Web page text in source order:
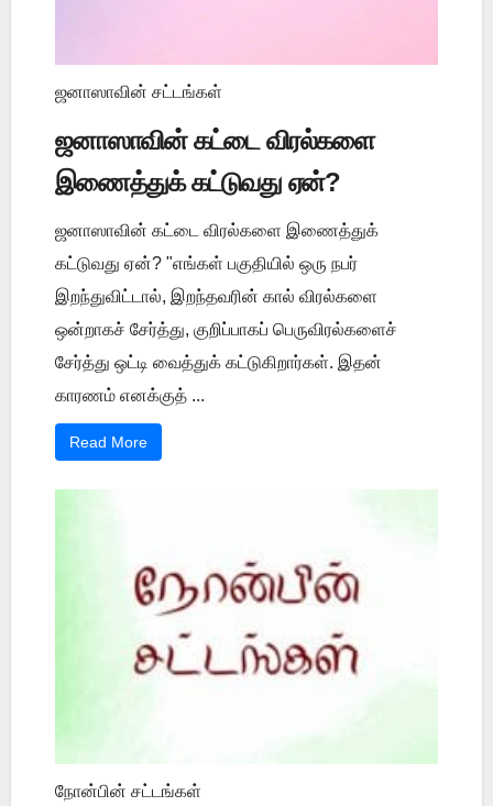
ஜனாஸாவின் சட்டங்கள்
ஜனாஸாவின் கட்டை விரல்களை
இணைத்துக் கட்டுவது ஏன்?
ஜனாஸாவின் கட்டை விரல்களை இணைத்துக்
கட்டுவது ஏன்? "எங்கள் பகுதியில் ஒரு நபர்
இறந்துவிட்டால், இறந்தவரின் கால் விரல்களை
ஒன்றாகச் சேர்த்து, குறிப்பாகப் பெருவிரல்களைச்
சேர்த்து ஒட்டி வைத்துக் கட்டுகிறார்கள். இதன்
காரணம் எனக்குத் ...
Read More
நோன்பின் சட்டங்கள்